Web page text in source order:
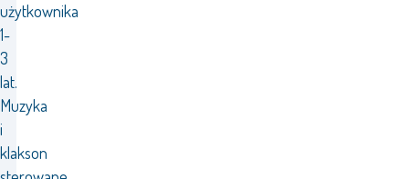
użytkownika
1-
3
lat.
Muzyka
i
klakson